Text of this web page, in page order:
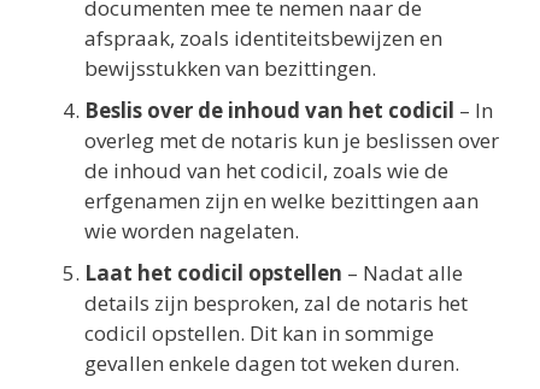
documenten mee te nemen naar de
afspraak, zoals identiteitsbewijzen en
bewijsstukken van bezittingen.
Beslis over de inhoud van het codicil – In
overleg met de notaris kun je beslissen over
de inhoud van het codicil, zoals wie de
erfgenamen zijn en welke bezittingen aan
wie worden nagelaten.
Laat het codicil opstellen – Nadat alle
details zijn besproken, zal de notaris het
codicil opstellen. Dit kan in sommige
gevallen enkele dagen tot weken duren.